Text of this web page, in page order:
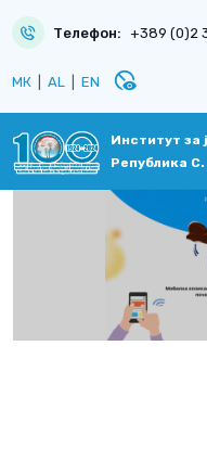
Телефон: +389 (0)2
МК AL EN disabled_visible
Институт за
Република